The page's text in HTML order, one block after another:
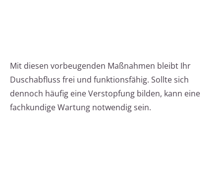
Mit diesen vorbeugenden Maßnahmen bleibt Ihr
Duschabfluss frei und funktionsfähig. Sollte sich
dennoch häufig eine Verstopfung bilden, kann eine
fachkundige Wartung notwendig sein.